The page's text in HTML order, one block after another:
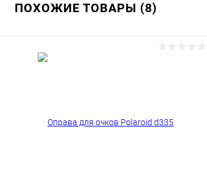
ПОХОЖИЕ ТОВАРЫ (8)